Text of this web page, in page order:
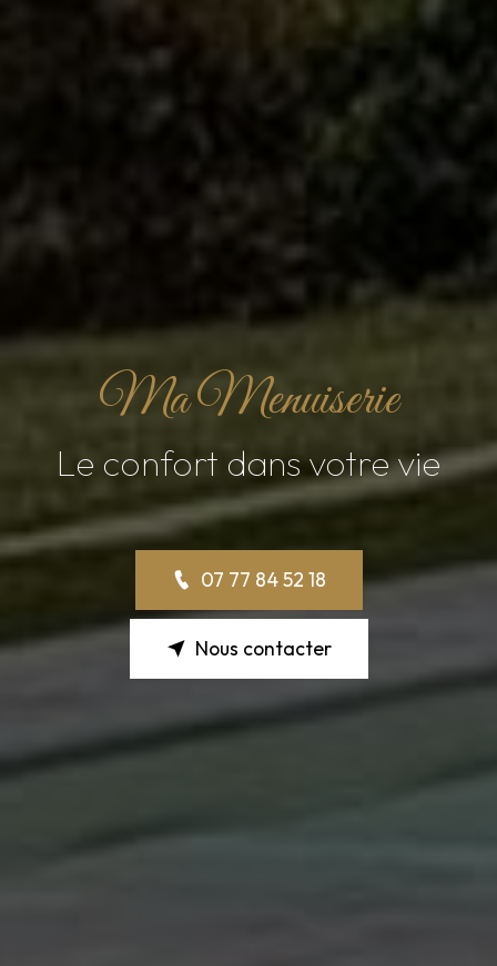
Ma Menuiserie
Le confort dans votre vie
07 77 84 52 18
Nous contacter